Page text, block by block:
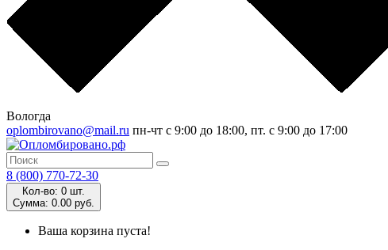
Вологда
oplombirovano@mail.ru пн-чт с 9:00 до 18:00, пт. с 9:00 до 17:00
8 (800) 770-72-30
Кол-во: 0 шт.
Cумма: 0.00 руб.
Ваша корзина пуста!